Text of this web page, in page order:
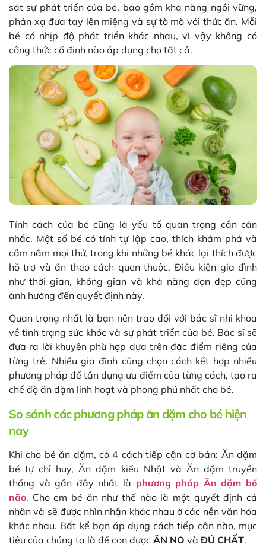
sát sự phát triển của bé, bao gồm khả năng ngồi vững,
phản xạ đưa tay lên miệng và sự tò mò với thức ăn. Mỗi
bé có nhịp độ phát triển khác nhau, vì vậy không có
công thức cố định nào áp dụng cho tất cả.
Tính cách của bé cũng là yếu tố quan trọng cần cân
nhắc. Một số bé có tính tự lập cao, thích khám phá và
cầm nắm mọi thứ, trong khi những bé khác lại thích được
hỗ trợ và ăn theo cách quen thuộc. Điều kiện gia đình
như thời gian, không gian và khả năng dọn dẹp cũng
ảnh hưởng đến quyết định này.
Quan trọng nhất là bạn nên trao đổi với bác sĩ nhi khoa
về tình trạng sức khỏe và sự phát triển của bé. Bác sĩ sẽ
đưa ra lời khuyên phù hợp dựa trên đặc điểm riêng của
từng trẻ. Nhiều gia đình cũng chọn cách kết hợp nhiều
phương pháp để tận dụng ưu điểm của từng cách, tạo ra
chế độ ăn dặm linh hoạt và phong phú nhất cho bé.
So sánh các phương pháp ăn dặm cho bé hiện
nay
Khi cho bé ăn dặm, có 4 cách tiếp cận cơ bản: Ăn dặm
bé tự chỉ huy, Ăn dặm kiểu Nhật và Ăn dặm truyền
thống và gần đây nhất là phương pháp Ăn dặm bổ
não. Cho em bé ăn như thế nào là một quyết định cá
nhân và sẽ được nhìn nhận khác nhau ở các nền văn hóa
khác nhau. Bất kể bạn áp dụng cách tiếp cận nào, mục
tiêu của chúng ta là để con được ĂN NO và ĐỦ CHẤT.